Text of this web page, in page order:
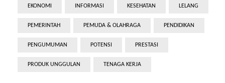
EKONOMI INFORMASI KESEHATAN LELANG
PEMERINTAH PEMUDA & OLAHRAGA PENDIDIKAN
PENGUMUMAN POTENSI PRESTASI
PRODUK UNGGULAN TENAGA KERJA